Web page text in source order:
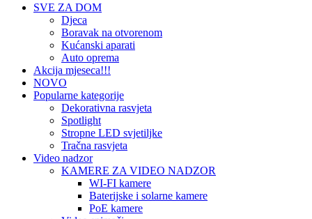
SVE ZA DOM
Djeca
Boravak na otvorenom
Kućanski aparati
Auto oprema
Akcija mjeseca!!!
NOVO
Popularne kategorije
Dekorativna rasvjeta
Spotlight
Stropne LED svjetiljke
Tračna rasvjeta
Video nadzor
KAMERE ZA VIDEO NADZOR
WI-FI kamere
Baterijske i solarne kamere
PoE kamere